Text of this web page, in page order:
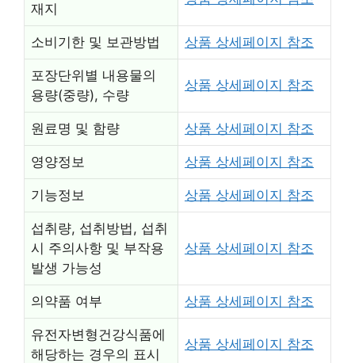
재지
소비기한 및 보관방법 상품 상세페이지 참조
포장단위별 내용물의
용량(중량), 수량
상품 상세페이지 참조
원료명 및 함량 상품 상세페이지 참조
영양정보 상품 상세페이지 참조
기능정보 상품 상세페이지 참조
섭취량, 섭취방법, 섭취
시 주의사항 및 부작용
발생 가능성
상품 상세페이지 참조
의약품 여부 상품 상세페이지 참조
유전자변형건강식품에
해당하는 경우의 표시
상품 상세페이지 참조